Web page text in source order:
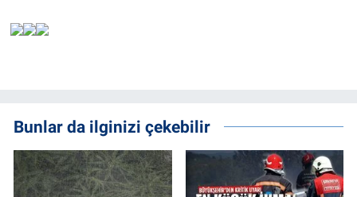
Bunlar da ilginizi çekebilir